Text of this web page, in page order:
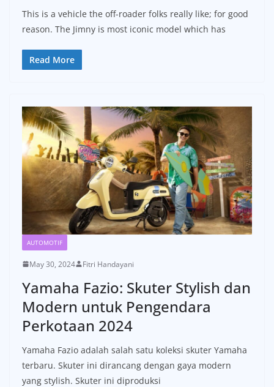
This is a vehicle the off-roader folks really like; for good
reason. The Jimny is most iconic model which has
Read More
AUTOMOTIF
May 30, 2024 Fitri Handayani
Yamaha Fazio: Skuter Stylish dan
Modern untuk Pengendara
Perkotaan 2024
Yamaha Fazio adalah salah satu koleksi skuter Yamaha
terbaru. Skuter ini dirancang dengan gaya modern
yang stylish. Skuter ini diproduksi